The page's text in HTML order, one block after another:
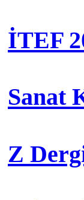
İTEF
Sanat
Z